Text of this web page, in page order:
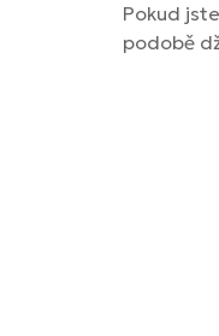
Pokud
podobě